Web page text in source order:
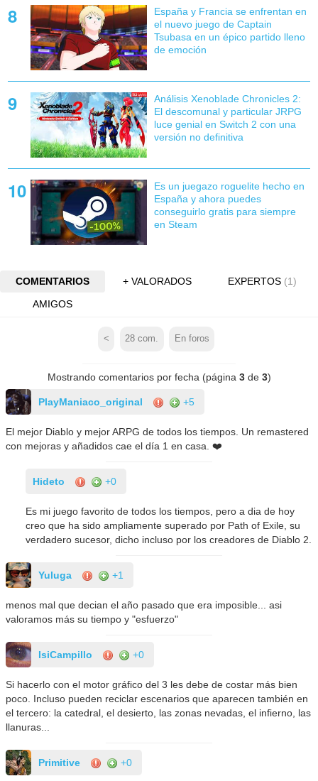
España y Francia se enfrentan en
el nuevo juego de Captain
Tsubasa en un épico partido lleno
de emoción
Análisis Xenoblade Chronicles 2:
El descomunal y particular JRPG
luce genial en Switch 2 con una
versión no definitiva
Es un juegazo roguelite hecho en
España y ahora puedes
conseguirlo gratis para siempre
en Steam
COMENTARIOS + VALORADOS EXPERTOS (1)
AMIGOS
< 28 com. En foros
Mostrando comentarios por fecha (página 3de 3)
PlayManiaco_original +5
El mejor Diablo y mejor ARPG de todos los tiempos. Un remastered
con mejoras y añadidos cae el día 1 en casa. ❤️
Hideto +0
Es mi juego favorito de todos los tiempos, pero a dia de hoy
creo que ha sido ampliamente superado por Path of Exile, su
verdadero sucesor, dicho incluso por los creadores de Diablo 2.
Yuluga +1
menos mal que decian el año pasado que era imposible... asi
valoramos más su tiempo y "esfuerzo"
IsiCampillo +0
Si hacerlo con el motor gráfico del 3 les debe de costar más bien
poco. Incluso pueden reciclar escenarios que aparecen también en
el tercero: la catedral, el desierto, las zonas nevadas, el infierno, las
llanuras...
Primitive +0